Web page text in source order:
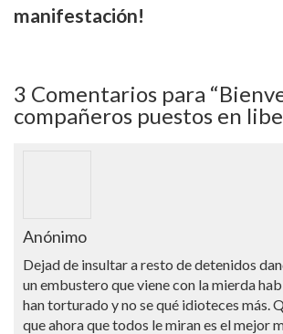
manifestación!
3 Comentarios para
compañeros puestos en
Anónimo
Dejad de insultar a resto de detenidos
un embustero que viene con la mierda
han torturado y no se qué idioteces más.
que ahora que todos le miran es el mejor